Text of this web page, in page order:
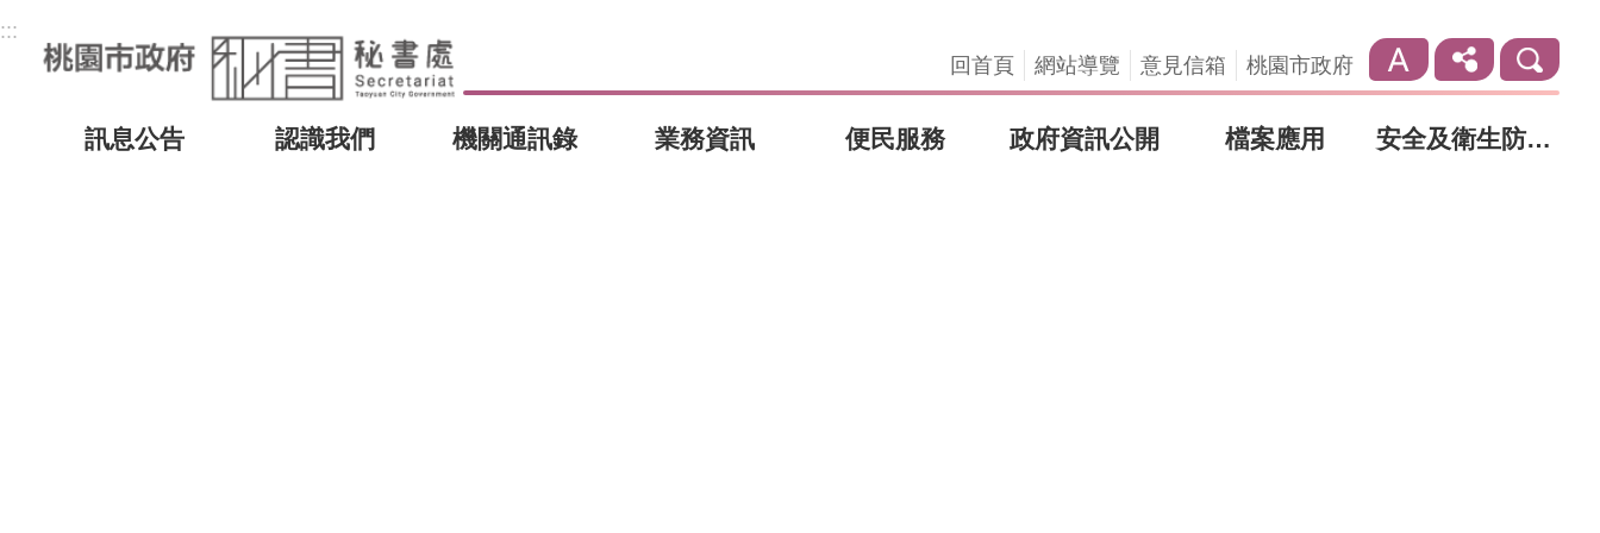
:::
回首頁
網站導覽 意見信箱 桃園市政府
訊息公告 認識我們 機關通訊錄 業務資訊 便民服務 政府資訊公開 檔案應用 安全及衛生防護專區